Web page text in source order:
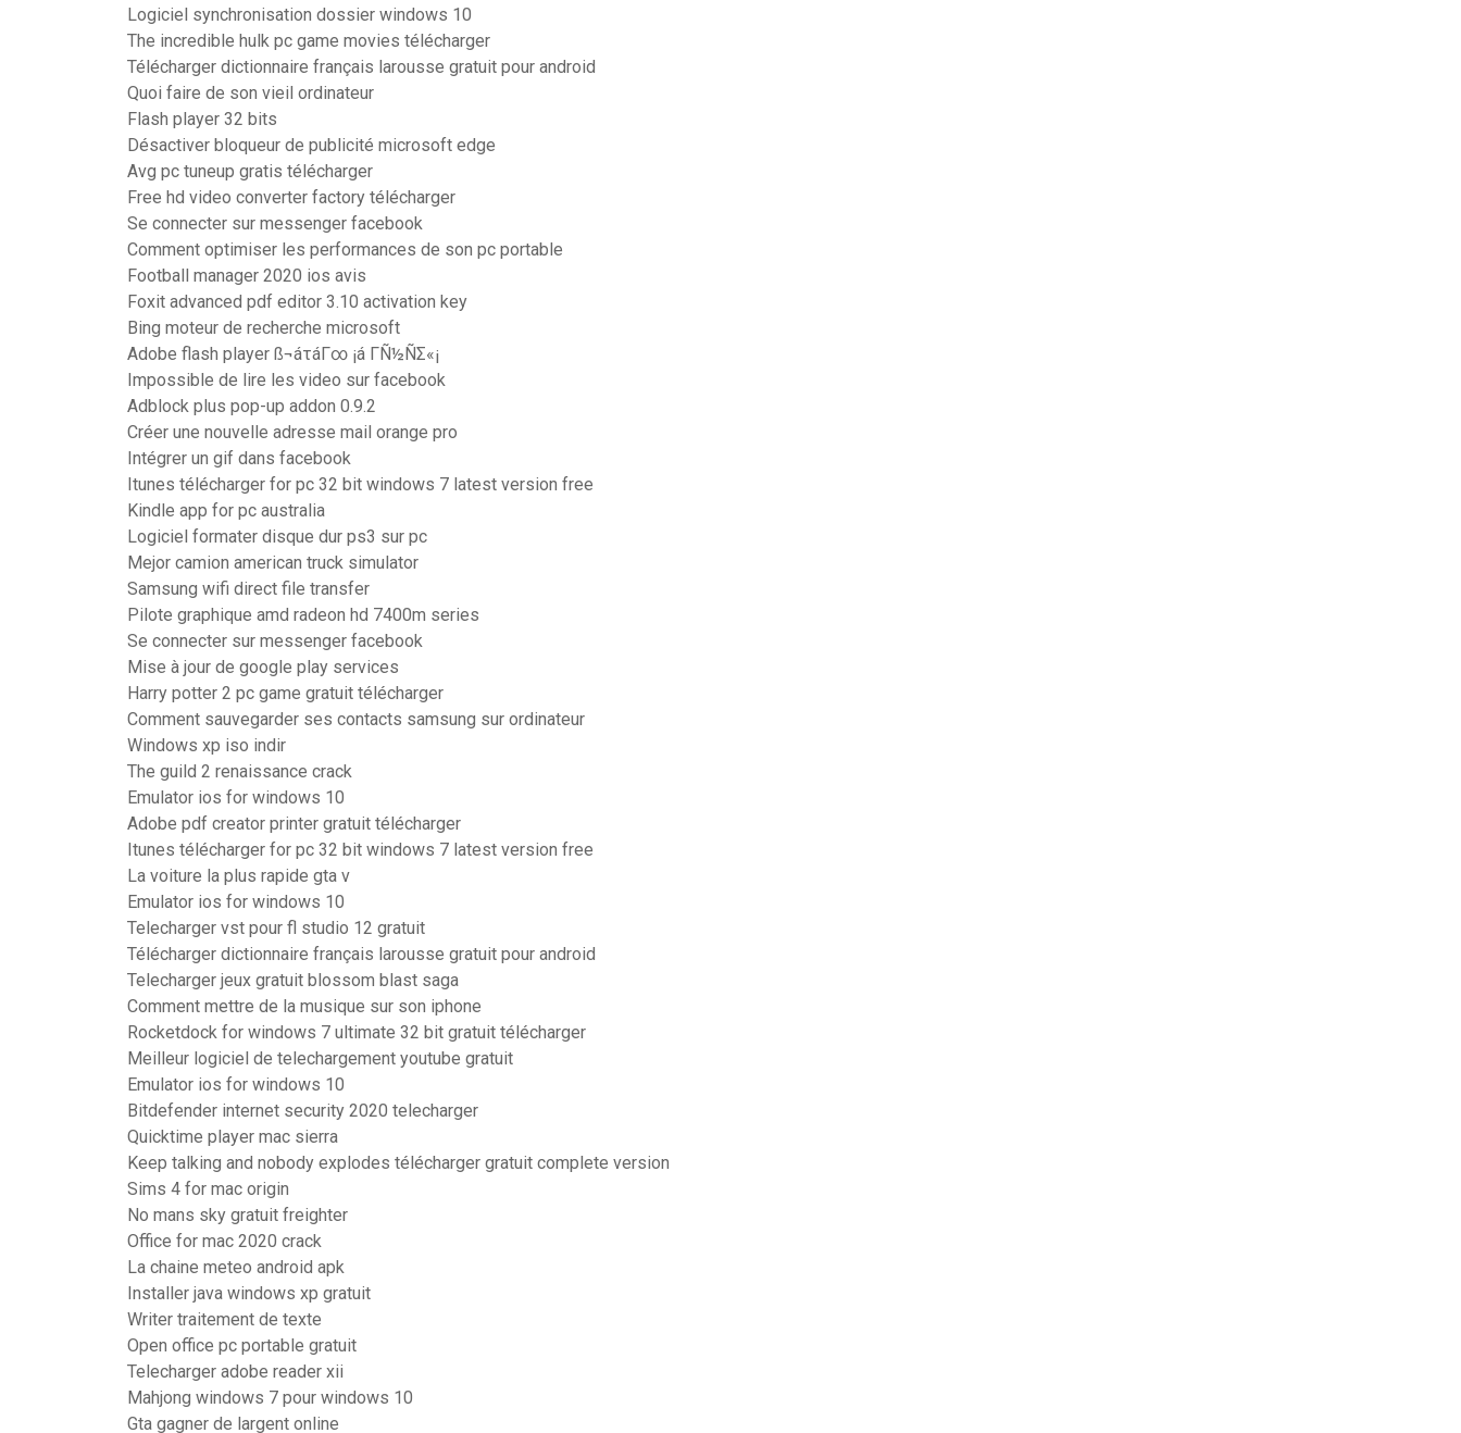
Logiciel synchronisation dossier windows 10
The incredible hulk pc game movies télécharger
Télécharger dictionnaire français larousse gratuit pour android
Quoi faire de son vieil ordinateur
Flash player 32 bits
Désactiver bloqueur de publicité microsoft edge
Avg pc tuneup gratis télécharger
Free hd video converter factory télécharger
Se connecter sur messenger facebook
Comment optimiser les performances de son pc portable
Football manager 2020 ios avis
Foxit advanced pdf editor 3.10 activation key
Bing moteur de recherche microsoft
Adobe flash player ß¬áτáΓ∞ ¡á ΓÑ½ÑΣ«¡
Impossible de lire les video sur facebook
Adblock plus pop-up addon 0.9.2
Créer une nouvelle adresse mail orange pro
Intégrer un gif dans facebook
Itunes télécharger for pc 32 bit windows 7 latest version free
Kindle app for pc australia
Logiciel formater disque dur ps3 sur pc
Mejor camion american truck simulator
Samsung wifi direct file transfer
Pilote graphique amd radeon hd 7400m series
Se connecter sur messenger facebook
Mise à jour de google play services
Harry potter 2 pc game gratuit télécharger
Comment sauvegarder ses contacts samsung sur ordinateur
Windows xp iso indir
The guild 2 renaissance crack
Emulator ios for windows 10
Adobe pdf creator printer gratuit télécharger
Itunes télécharger for pc 32 bit windows 7 latest version free
La voiture la plus rapide gta v
Emulator ios for windows 10
Telecharger vst pour fl studio 12 gratuit
Télécharger dictionnaire français larousse gratuit pour android
Telecharger jeux gratuit blossom blast saga
Comment mettre de la musique sur son iphone
Rocketdock for windows 7 ultimate 32 bit gratuit télécharger
Meilleur logiciel de telechargement youtube gratuit
Emulator ios for windows 10
Bitdefender internet security 2020 telecharger
Quicktime player mac sierra
Keep talking and nobody explodes télécharger gratuit complete version
Sims 4 for mac origin
No mans sky gratuit freighter
Office for mac 2020 crack
La chaine meteo android apk
Installer java windows xp gratuit
Writer traitement de texte
Open office pc portable gratuit
Telecharger adobe reader xii
Mahjong windows 7 pour windows 10
Gta gagner de largent online